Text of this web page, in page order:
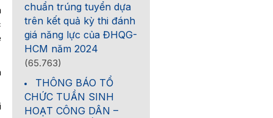
chuẩn trúng tuyển dựa
trên kết quả kỳ thi đánh
giá năng lực của ĐHQG-
HCM năm 2024
(65.763)
THÔNG BÁO TỔ
CHỨC TUẦN SINH
HOẠT CÔNG DÂN –